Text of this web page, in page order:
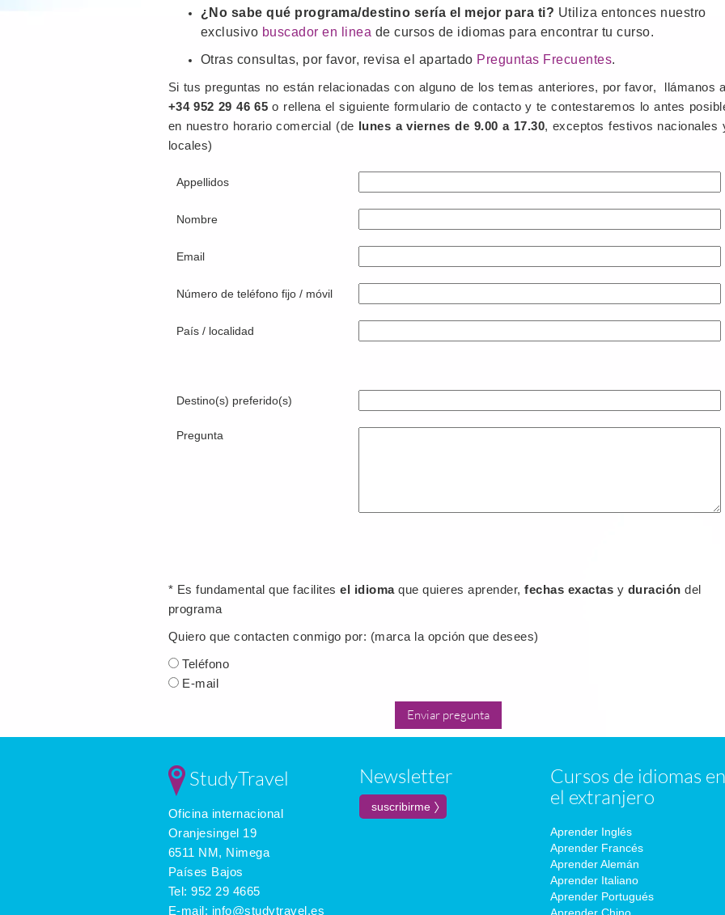
¿No sabe qué programa/destino sería el mejor para ti? Utiliza entonces nuestro
exclusivo buscador en linea de cursos de idiomas para encontrar tu curso.
Otras consultas, por favor, revisa el apartado Preguntas Frecuentes.
Si tus preguntas no están relacionadas con alguno de los temas anteriores, por favor, llámanos
+34 952 29 46 65 o rellena el siguiente formulario de contacto y te contestaremos lo antes
en nuestro horario comercial (de lunes a viernes de 9.00 a 17.30, exceptos festivos nacionales
locales)
Appellidos
Nombre
Email
Número de teléfono fijo / móvil
País / localidad
Destino(s) preferido(s)
Pregunta
* Es fundamental que facilites el idiomaque quieres aprender, fechas exactas y duración del
programa
Quiero que contacten conmigo por: (marca la opción que desees)
Teléfono
E-mail
StudyTravel
Oficina internacional
Oranjesingel 19
6511 NM, Nimega
Países Bajos
Tel: 952 29 4665
E-mail: info@studytravel.es
Newsletter
Cursos de idiomas en
el extranjero
Aprender Inglés
Aprender Francés
Aprender Alemán
Aprender Italiano
Aprender Portugués